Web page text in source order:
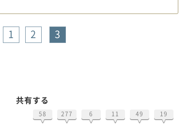
1 2 3
共有する
58 277 6 11 49 19